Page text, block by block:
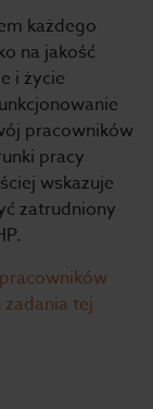
każdego
na jakość
i życie
pracowników
pracy
wskazuje
zatrudniony
zadania tej